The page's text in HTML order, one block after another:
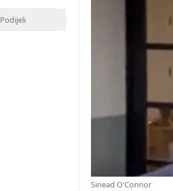
Podijeli
Sinead O'Connor